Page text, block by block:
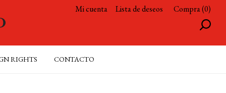
Mi cuenta Lista de deseos Compra (0)
RIGHTS CONTACTO